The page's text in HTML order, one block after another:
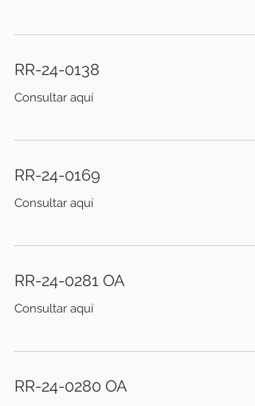
RR-24-0138
Consultar aquí
RR-24-0169
Consultar aquí
RR-24-0281 OA
Consultar aquí
RR-24-0280 OA